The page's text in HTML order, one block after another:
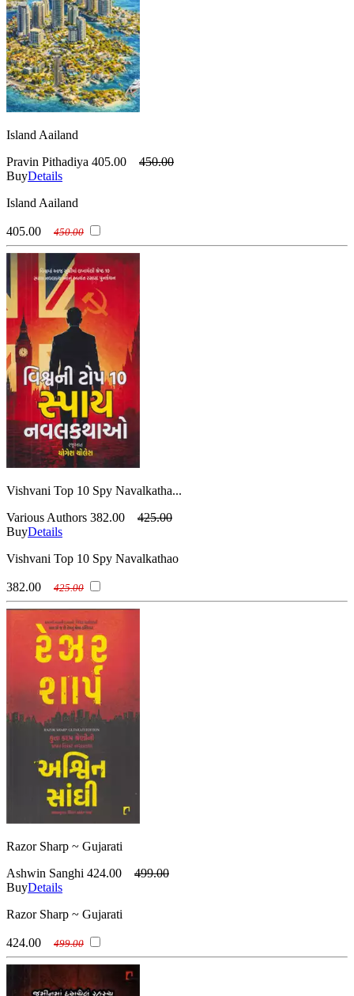
Island Aailand
Pravin Pithadiya 405.00
450.00
BuyDetails
Island Aailand
405.00 450.00
Vishvani Top 10 Spy Navalkatha...
Various Authors 382.00
425.00
BuyDetails
Vishvani Top 10 Spy Navalkathao
382.00 425.00
Razor Sharp ~ Gujarati
Ashwin Sanghi 424.00
499.00
BuyDetails
Razor Sharp ~ Gujarati
424.00 499.00